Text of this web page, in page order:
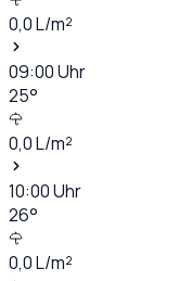
0,0L/m²
09:00Uhr
25°
0,0L/m²
10:00Uhr
26°
0,0L/m²